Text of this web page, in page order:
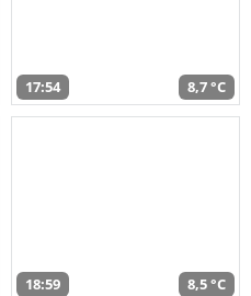
17:54 8,7 °C
18:59 8,5 °C